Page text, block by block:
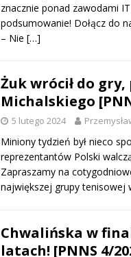
znacznie ponad zawodami
podsumowanie! Dołącz do
– Nie […]
Żuk wrócił do
Michalskiego
5 lutego 2024
Miniony tydzień był nieco
reprezentantów Polski
Zapraszamy na
największej grupy tenisowej
Chwalińska w
latach! [PNNS 4/